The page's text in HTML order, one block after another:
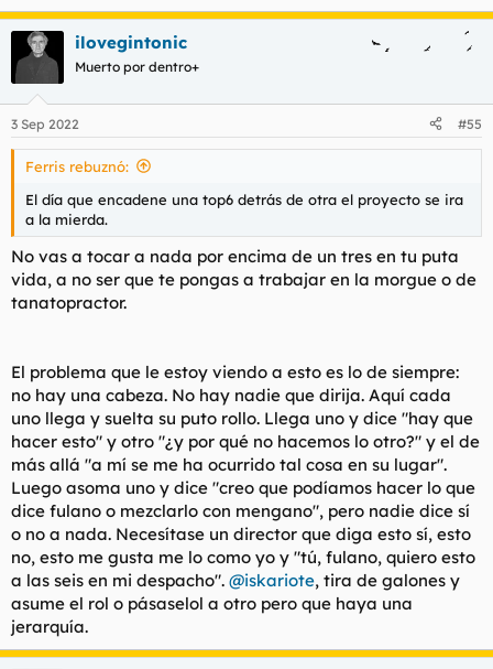
ilovegintonic
Muerto por dentro+
3 Sep 2022 #55
Ferris rebuznó:
El día que encadene una top6 detrás de otra el proyecto se ira
a la mierda.
No vas a tocar a nada por encima de un tres en tu puta
vida, a no ser que te pongas a trabajar en la morgue o de
tanatopractor.
El problema que le estoy viendo a esto es lo de siempre:
no hay una cabeza. No hay nadie que dirija. Aquí cada
uno llega y suelta su puto rollo. Llega uno y dice "hay que
hacer esto" y otro "¿y por qué no hacemos lo otro?" y el de
más allá "a mí se me ha ocurrido tal cosa en su lugar".
Luego asoma uno y dice "creo que podíamos hacer lo que
dice fulano o mezclarlo con mengano", pero nadie dice sí
o no a nada. Necesítase un director que diga esto sí, esto
no, esto me gusta me lo como yo y "tú, fulano, quiero esto
a las seis en mi despacho". @iskariote, tira de galones y
asume el rol o pásaselol a otro pero que haya una
jerarquía.